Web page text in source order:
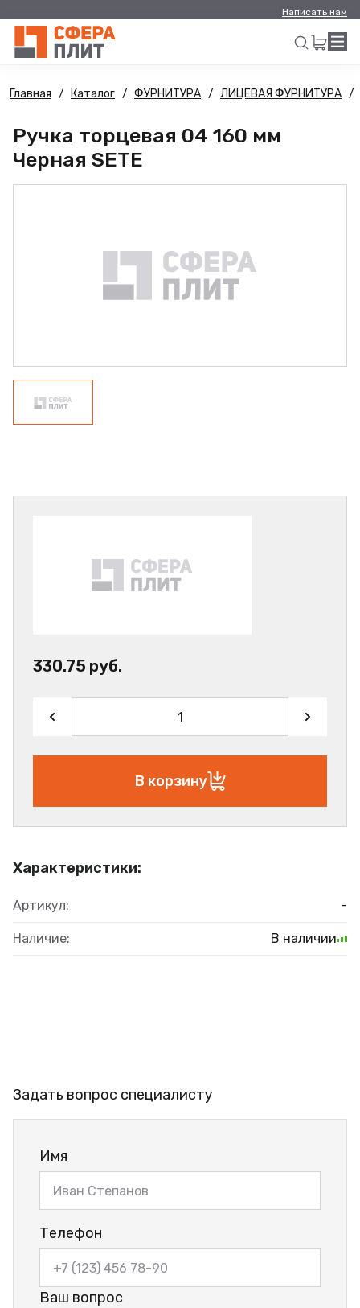
Написать нам
Искать
Главная Каталог ФУРНИТУРА ЛИЦЕВАЯ ФУРНИТУРА
Ручка торцевая 04 160 мм
Черная SETE
Характеристики:
Артикул: -
Наличие: В наличии
330.75 руб.
В корзину
Задать вопрос специалисту
Имя
Телефон
Ваш вопрос